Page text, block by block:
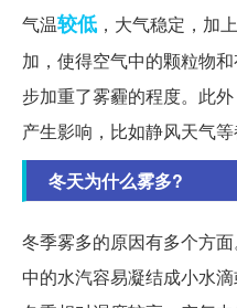
气温较低 ，大气稳定，加
加，使得空气中的颗粒物
步加重了雾霾的程度。此
产生影响，比如静风天气
冬天为什么雾多?
冬季雾多的原因有多个方
中的水汽容易凝结成小水